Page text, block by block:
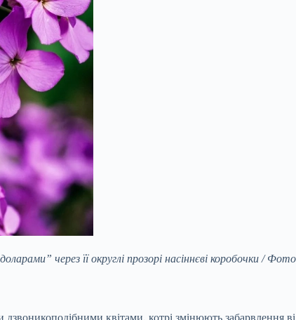
через її округлі прозорі насіннєві коробочки /
квітами, котрі змінюють забарвлення